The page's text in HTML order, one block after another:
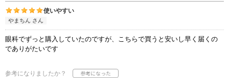
使いやすい
やまちん さん
眼科でずっと購入していたのですが、こちらで買うと安いし早く届くの
でありがたいです
参考になりましたか？